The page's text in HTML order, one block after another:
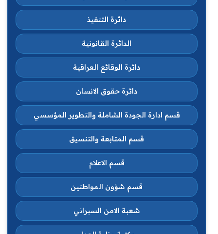
دائرة التنفيذ
الدائرة القانونية
دائرة الوقائع العراقية
دائرة حقوق الانسان
قسم ادارة الجودة الشاملة والتطوير المؤسسي
قسم المتابعة والتنسيق
قسم الاعلام
قسم شؤون المواطنين
شعبة الامن السبراني